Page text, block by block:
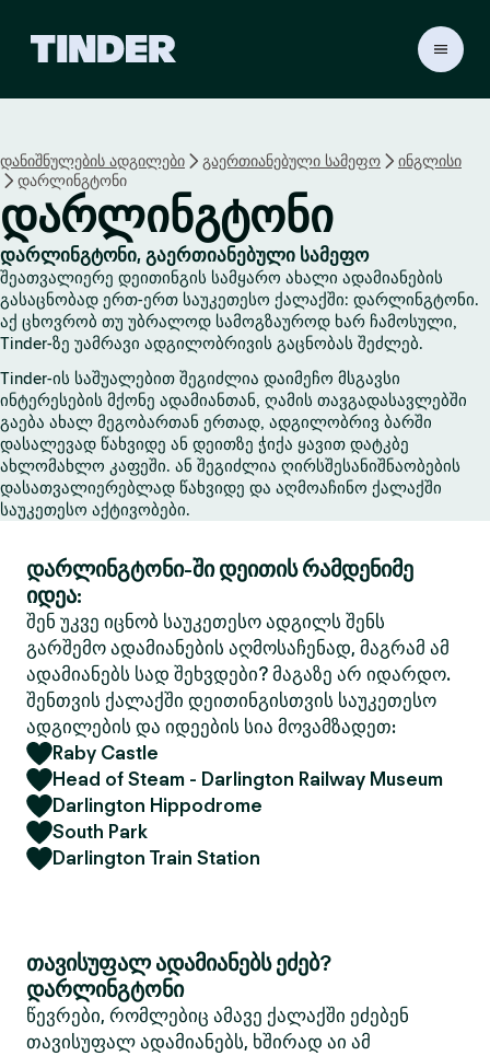
r
o
m
e
დანიშნულების ადგილები გაერთიანებული სამეფო
ინგლისი
დარლინგტონი
დარლინგტონი
დარლინგტონი, გაერთიანებული სამეფო
შეათვალიერე დეითინგის სამყარო ახალი ადამიანების
გასაცნობად ერთ-ერთ საუკეთესო ქალაქში: დარლინგტონი.
აქ ცხოვრობ თუ უბრალოდ სამოგზაუროდ ხარ ჩამოსული,
Tinder-ზე უამრავი ადგილობრივის გაცნობას შეძლებ.
Tinder-ის საშუალებით შეგიძლია დაიმეჩო მსგავსი
ინტერესების მქონე ადამიანთან, ღამის თავგადასავლებში
გაება ახალ მეგობართან ერთად, ადგილობრივ ბარში
დასალევად წახვიდე ან დეითზე ჭიქა ყავით დატკბე
ახლომახლო კაფეში. ან შეგიძლია ღირსშესანიშნაობების
დასათვალიერებლად წახვიდე და აღმოაჩინო ქალაქში
საუკეთესო აქტივობები.
დარლინგტონი-ში დეითის რამდენიმე
იდეა:
შენ უკვე იცნობ საუკეთესო ადგილს შენს
გარშემო ადამიანების აღმოსაჩენად, მაგრამ ამ
ადამიანებს სად შეხვდები? მაგაზე არ იდარდო.
შენთვის ქალაქში დეითინგისთვის საუკეთესო
ადგილების და იდეების სია მოვამზადეთ:
Raby Castle
Head of Steam - Darlington Railway Museum
Darlington Hippodrome
South Park
Darlington Train Station
თავისუფალ ადამიანებს ეძებ?
დარლინგტონი
წევრები, რომლებიც ამავე ქალაქში ეძებენ
თავისუფალ ადამიანებს, ხშირად აი ამ